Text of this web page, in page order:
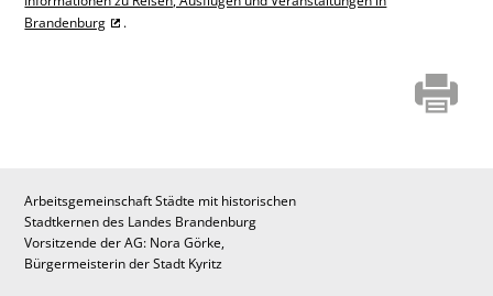
Brandenburg
.
Arbeitsgemeinschaft Städte mit historischen
Stadtkernen des Landes Brandenburg
Vorsitzende der AG: Nora Görke,
Bürgermeisterin der Stadt Kyritz